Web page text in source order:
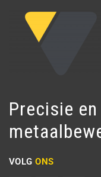
Precisie
VOLGONS